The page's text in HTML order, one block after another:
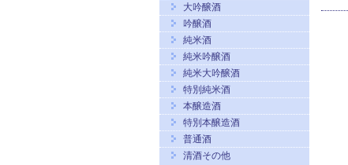
大吟醸酒
吟醸酒
純米酒
純米吟醸酒
純米大吟醸酒
特別純米酒
本醸造酒
特別本醸造酒
普通酒
清酒その他